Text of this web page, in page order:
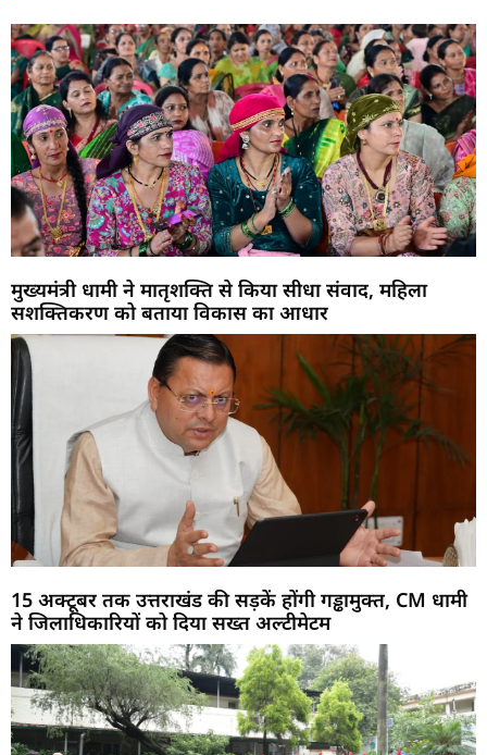
मुख्यमंत्री धामी ने मातृशक्ति से किया सीधा संवाद, महिला
सशक्तिकरण को बताया विकास का आधार
15 अक्टूबर तक उत्तराखंड की सड़कें होंगी गड्ढामुक्त, CM धामी
ने जिलाधिकारियों को दिया सख्त अल्टीमेटम